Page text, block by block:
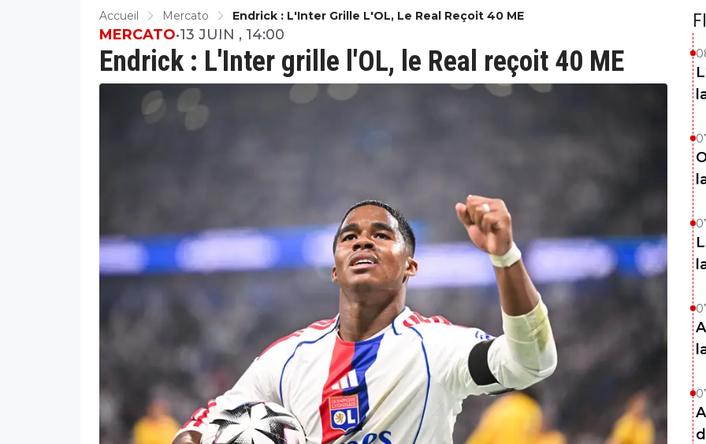
Accueil Mercato Endrick : L'Inter Grille L'OL, Le Real Reçoit 40 ME
Endrick : L'Inter grille l'OL, le Real reçoit 40 ME
MERCATO•13 JUIN , 14:00